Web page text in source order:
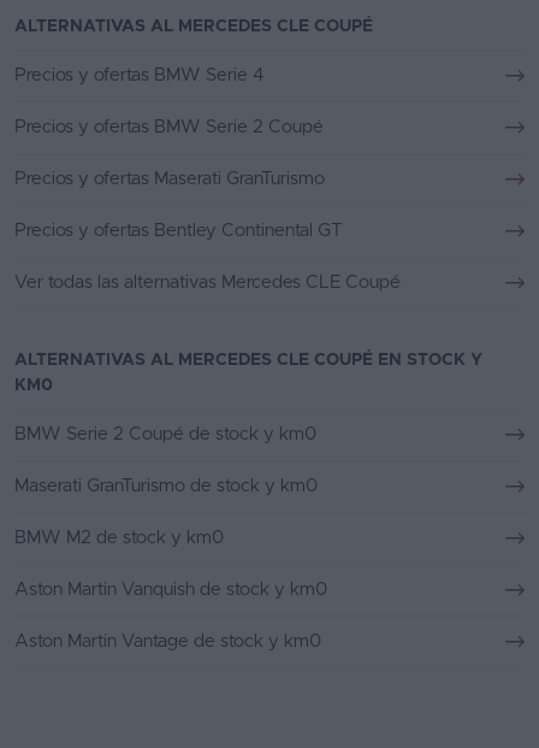
ALTERNATIVAS AL MERCEDES CLE COUPÉ
Precios y ofertas BMW Serie 4
Precios y ofertas BMW Serie 2 Coupé
Precios y ofertas Maserati GranTurismo
Precios y ofertas Bentley Continental GT
Ver todas las alternativas Mercedes CLE Coupé
ALTERNATIVAS AL MERCEDES CLE COUPÉ EN STOCK Y
KM0
BMW Serie 2 Coupé de stock y km0
Maserati GranTurismo de stock y km0
BMW M2 de stock y km0
Aston Martin Vanquish de stock y km0
Aston Martin Vantage de stock y km0